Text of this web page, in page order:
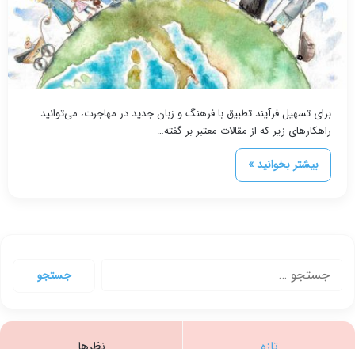
برای تسهیل فرآیند تطبیق با فرهنگ و زبان جدید در مهاجرت، می‌توانید
راهکارهای زیر که از مقالات معتبر بر گفته…
بیشتر بخوانید »